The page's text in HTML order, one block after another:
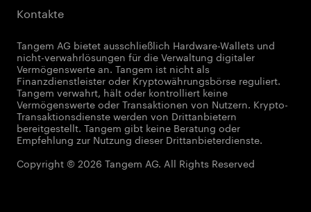
Kontakte
Tangem AG bietet ausschließlich Hardware-Wallets und
nicht-verwahrlösungen für die Verwaltung digitaler
Vermögenswerte an. Tangem ist nicht als
Finanzdienstleister oder Kryptowährungsbörse reguliert.
Tangem verwahrt, hält oder kontrolliert keine
Vermögenswerte oder Transaktionen von Nutzern. Krypto-
Transaktionsdienste werden von Drittanbietern
bereitgestellt. Tangem gibt keine Beratung oder
Empfehlung zur Nutzung dieser Drittanbieterdienste.